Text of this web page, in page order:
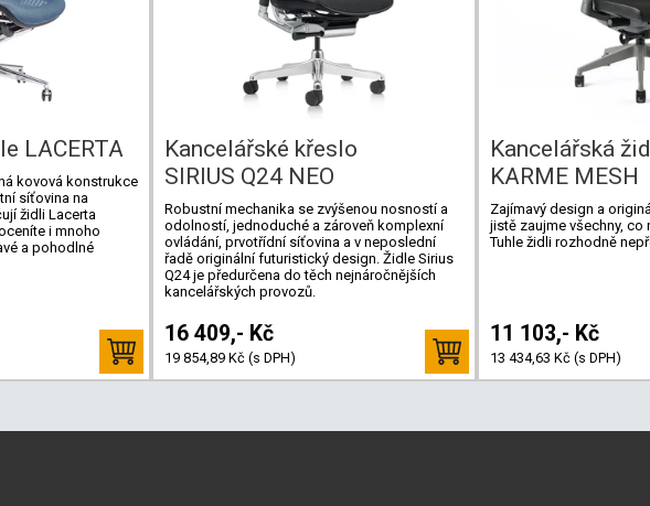
LACERTA
kovová konstrukce
síťovina na
židli Lacerta
i mnoho
a pohodlné
Kancelářské křeslo
SIRIUS Q24 NEO
Robustní mechanika se zvýšenou nosností a
odolností, jednoduché a zároveň komplexní
ovládání, prvotřídní síťovina a v neposlední
řadě originální futuristický design. Židle Sirius
Q24 je předurčena do těch nejnáročnějších
kancelářských provozů.
16 409,- Kč
19 854,89 Kč (s DPH)
Kancelářská
KARME MESH
Zajímavý design a
jistě zaujme všechny, co
Tuhle židli rozhodně
11 103,- Kč
13 434,63 Kč (s DPH)